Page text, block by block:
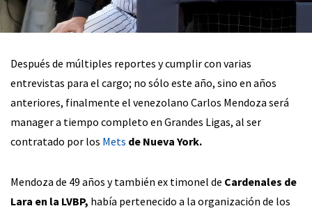
Después de múltiples reportes y cumplir con varias
entrevistas para el cargo; no sólo este año, sino en años
anteriores, finalmente el venezolano Carlos Mendoza será
manager a tiempo completo en Grandes Ligas, al ser
contratado por los Mets de Nueva York.
Mendoza de 49 años y también ex timonel de Cardenales de
Lara en la LVBP, había pertenecido a la organización de los